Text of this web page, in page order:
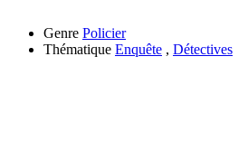
Genre Policier
Thématique Enquête , Détectives